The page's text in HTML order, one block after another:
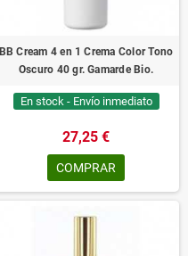
BB Cream 4 en 1 Crema Color Tono
Oscuro 40 gr. Gamarde Bio.
En stock - Envío inmediato
27,25 €
COMPRAR